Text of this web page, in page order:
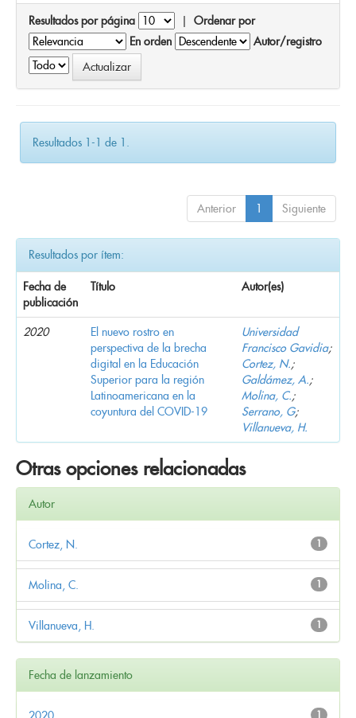
Resultados por página | Ordenar por
En orden
Autor/registro
Resultados 1-1 de 1.
Anterior 1 Siguiente
Resultados por ítem:
Fecha de
publicación
Título Autor(es)
2020
El nuevo rostro en
perspectiva de la brecha
digital en la Educación
Superior para la región
Latinoamericana en la
coyuntura del COVID-19
Universidad
Francisco Gavidia;
Cortez, N.;
Galdámez, A.;
Molina, C.;
Serrano, G;
Villanueva, H.
Otras opciones relacionadas
Autor
1
Cortez, N.
1
Molina, C.
1
Villanueva, H.
Fecha de lanzamiento
1